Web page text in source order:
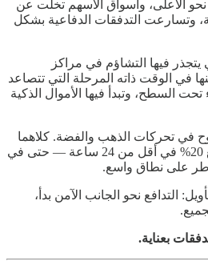
الأعلى، وأسواق الأسهم تخلّت عن
وتسارعت التدفقات الدفاعية بشكل
يتجذر فيها التشاؤم في مراكز
في الوقت ذاته المرحلة التي تتصاعد
السطح، وتبدأ فيها الأموال الذكية
في تحركات الذهب والفضة. كلاهما
يهبط بحدة — والفضة تتراجع 20% في أقل من 24 ساعة — حتى في
على نطاق واسع.
التدافع نحو الجانب الآمن بدأ،
بعناية.